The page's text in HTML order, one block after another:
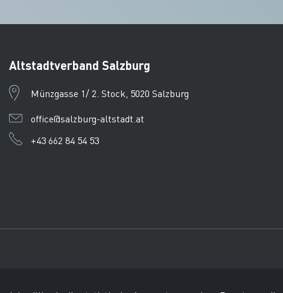
Altstadtverband Salzburg
Münzgasse 1/ 2. Stock, 5020 Salzburg
office@salzburg-altstadt.at
+43 662 84 54 53